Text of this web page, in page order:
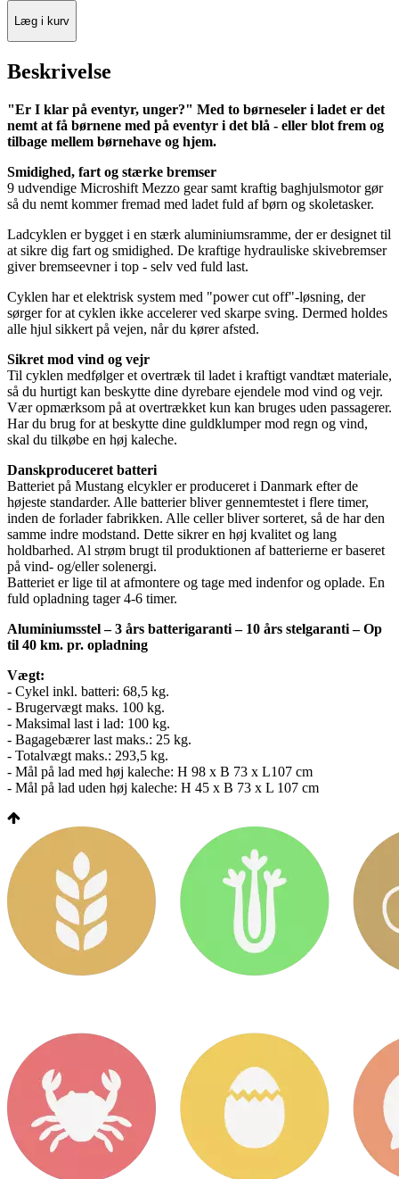
Læg i kurv
Beskrivelse
"Er I klar på eventyr, unger?" Med to børneseler i ladet er det
nemt at få børnene med på eventyr i det blå - eller blot frem og
tilbage mellem børnehave og hjem.
Smidighed, fart og stærke bremser
9 udvendige Microshift Mezzo gear samt kraftig baghjulsmotor gør
så du nemt kommer fremad med ladet fuld af børn og skoletasker.
Ladcyklen er bygget i en stærk aluminiumsramme, der er designet til
at sikre dig fart og smidighed. De kraftige hydrauliske skivebremser
giver bremseevner i top - selv ved fuld last.
Cyklen har et elektrisk system med "power cut off"-løsning, der
sørger for at cyklen ikke accelerer ved skarpe sving. Dermed holdes
alle hjul sikkert på vejen, når du kører afsted.
Sikret mod vind og vejr
Til cyklen medfølger et overtræk til ladet i kraftigt vandtæt materiale,
så du hurtigt kan beskytte dine dyrebare ejendele mod vind og vejr.
Vær opmærksom på at overtrækket kun kan bruges uden passagerer.
Har du brug for at beskytte dine guldklumper mod regn og vind,
skal du tilkøbe en høj kaleche.
Danskproduceret batteri
Batteriet på Mustang elcykler er produceret i Danmark efter de
højeste standarder. Alle batterier bliver gennemtestet i flere timer,
inden de forlader fabrikken. Alle celler bliver sorteret, så de har den
samme indre modstand. Dette sikrer en høj kvalitet og lang
holdbarhed. Al strøm brugt til produktionen af batterierne er baseret
på vind- og/eller solenergi.
Batteriet er lige til at afmontere og tage med indenfor og oplade. En
fuld opladning tager 4-6 timer.
Aluminiumsstel – 3 års batterigaranti – 10 års stelgaranti – Op
til 40 km. pr. opladning
Vægt:
- Cykel inkl. batteri: 68,5 kg.
- Brugervægt maks. 100 kg.
- Maksimal last i lad: 100 kg.
- Bagagebærer last maks.: 25 kg.
- Totalvægt maks.: 293,5 kg.
- Mål på lad med høj kaleche: H 98 x B 73 x L107 cm
- Mål på lad uden høj kaleche: H 45 x B 73 x L 107 cm